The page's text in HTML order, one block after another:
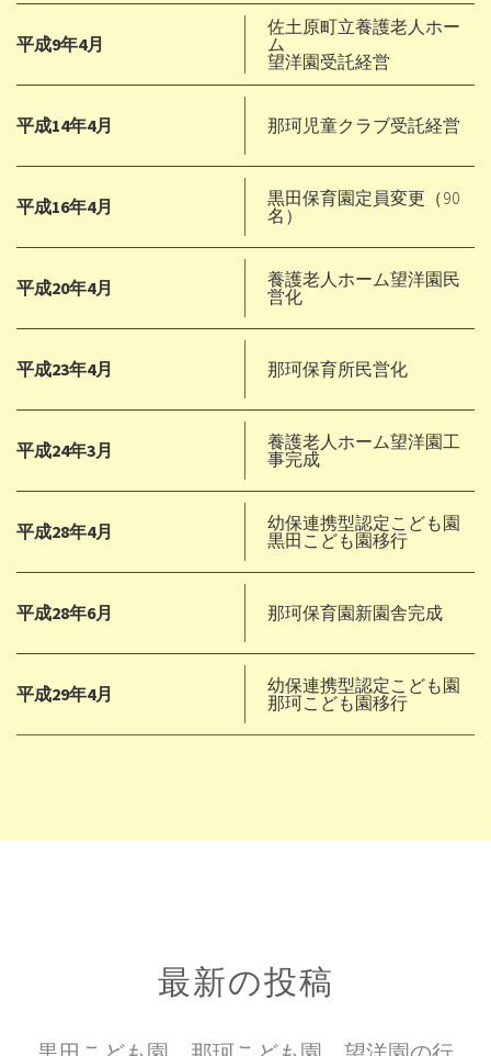
平成9年4月
佐土原町立養護老人ホー
ム
望洋園受託経営
平成14年4月 那珂児童クラブ受託経営
平成16年4月
黒田保育園定員変更（90
名）
平成20年4月
養護老人ホーム望洋園民
営化
平成23年4月 那珂保育所民営化
平成24年3月
養護老人ホーム望洋園工
事完成
平成28年4月
幼保連携型認定こども園
黒田こども園移行
平成28年6月 那珂保育園新園舎完成
平成29年4月
幼保連携型認定こども園
那珂こども園移行
最新の投稿